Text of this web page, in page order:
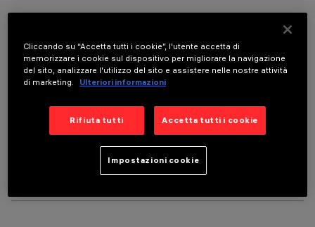
COMPONENTI OPZIONALI
Cliccando su “Accetta tutti i cookie”, l'utente accetta di
memorizzare i cookie sul dispositivo per migliorare la navigazione
del sito, analizzare l'utilizzo del sito e assistere nelle nostre attività
di marketing.
Ulteriori informazioni
Rifiuta tutti Accetta tutti i cookie
Impostazioni cookie